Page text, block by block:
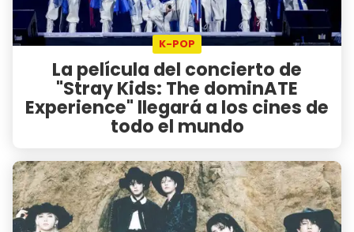
K-POP
La película del concierto de
"Stray Kids: The dominATE
Experience" llegará a los cines de
todo el mundo